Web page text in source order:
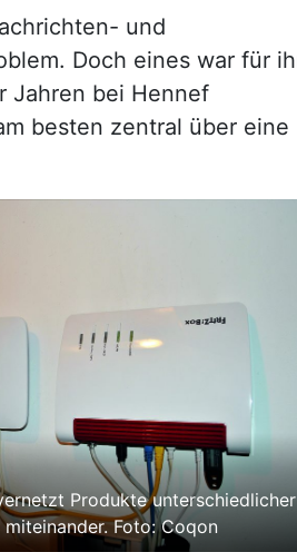
und
Doch eines war für
Jahren bei Hennef
besten zentral über eine
Produkte unterschiedlicher
Foto: Coqon